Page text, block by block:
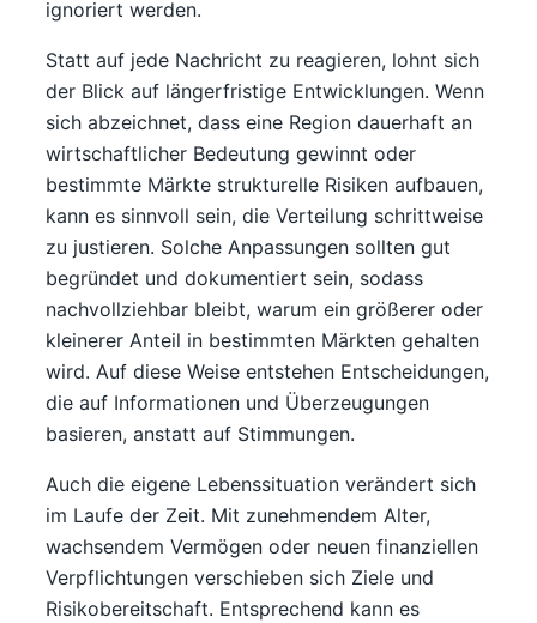
ignoriert werden.
Statt auf jede Nachricht zu reagieren, lohnt sich
der Blick auf längerfristige Entwicklungen. Wenn
sich abzeichnet, dass eine Region dauerhaft an
wirtschaftlicher Bedeutung gewinnt oder
bestimmte Märkte strukturelle Risiken aufbauen,
kann es sinnvoll sein, die Verteilung schrittweise
zu justieren. Solche Anpassungen sollten gut
begründet und dokumentiert sein, sodass
nachvollziehbar bleibt, warum ein größerer oder
kleinerer Anteil in bestimmten Märkten gehalten
wird. Auf diese Weise entstehen Entscheidungen,
die auf Informationen und Überzeugungen
basieren, anstatt auf Stimmungen.
Auch die eigene Lebenssituation verändert sich
im Laufe der Zeit. Mit zunehmendem Alter,
wachsendem Vermögen oder neuen finanziellen
Verpflichtungen verschieben sich Ziele und
Risikobereitschaft. Entsprechend kann es